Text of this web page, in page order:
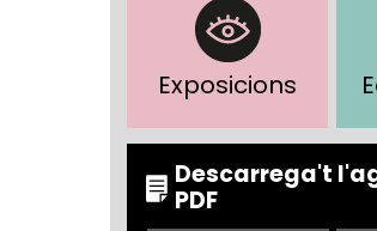
Exposicions
Descarrega't
PDF